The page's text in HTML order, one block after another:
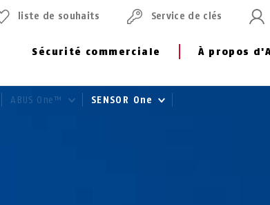
Sécurité commerciale À propos
liste de souhaits Service de clés
ABUS One™ SENSOR One